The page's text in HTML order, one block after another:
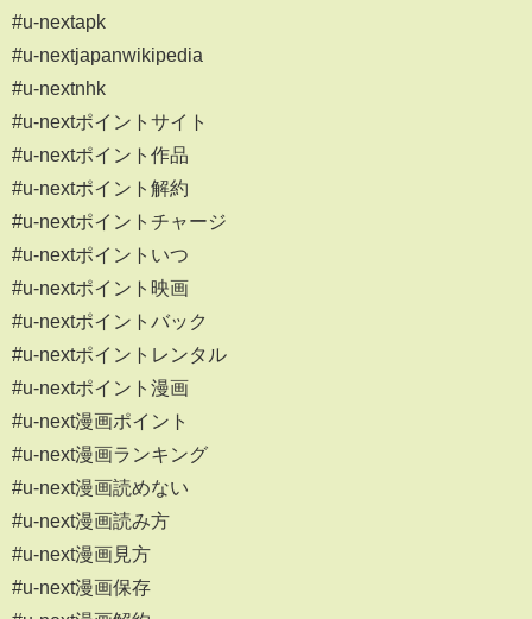
#u-nextapk
#u-nextjapanwikipedia
#u-nextnhk
#u-nextポイントサイト
#u-nextポイント作品
#u-nextポイント解約
#u-nextポイントチャージ
#u-nextポイントいつ
#u-nextポイント映画
#u-nextポイントバック
#u-nextポイントレンタル
#u-nextポイント漫画
#u-next漫画ポイント
#u-next漫画ランキング
#u-next漫画読めない
#u-next漫画読み方
#u-next漫画見方
#u-next漫画保存